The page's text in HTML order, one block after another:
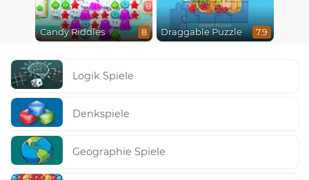
Candy Riddles 8 Draggable Puzzle 7.9
Logik Spiele
Denkspiele
Geographie Spiele